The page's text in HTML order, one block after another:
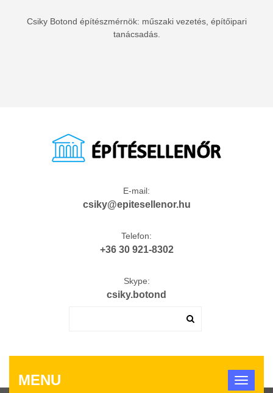
Csiky Botond építészmérnök: műszaki vezetés, építőipari
tanácsadás.
E-mail:
csiky@epitesellenor.hu
Telefon:
+36 30 921-8302
Skype:
csiky.botond
MENU